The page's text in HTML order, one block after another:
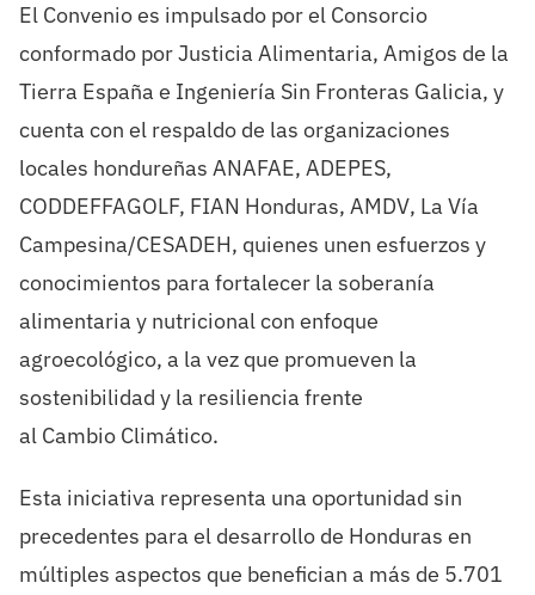
El Convenio es impulsado por el Consorcio
conformado porJusticia Alimentaria, Amigos de la
Tierra España e Ingeniería Sin Fronteras Galicia, y
cuenta con el respaldo de las organizaciones
locales hondureñas ANAFAE, ADEPES,
CODDEFFAGOLF, FIAN Honduras, AMDV, La Vía
Campesina/CESADEH, quienes unen esfuerzos y
conocimientos para fortalecer la soberanía
alimentaria y nutricionalcon enfoque
agroecológico, a la vez que promueven la
sostenibilidad y la resiliencia frente
al Cambio Climático.
Esta iniciativa representa una oportunidad sin
precedentes para el desarrollo de Honduras en
múltiples aspectos que benefician a más de 5.701